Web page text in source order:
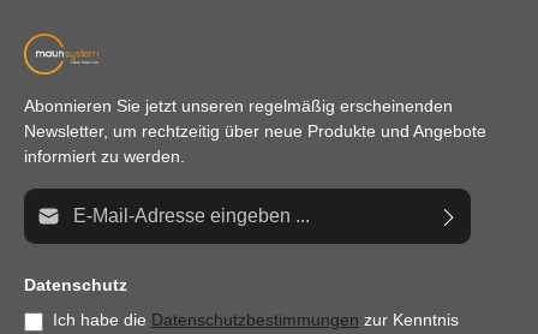
Abonnieren Sie jetzt unseren regelmäßig erscheinenden
Newsletter, um rechtzeitig über neue Produkte und Angebote
informiert zu werden.
E-Mail-Adresse*
Datenschutz
Ich habe die Datenschutzbestimmungen zur Kenntnis